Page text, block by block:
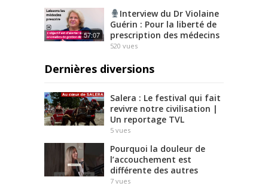
57:07
Interview du Dr Violaine
Guérin : Pour la liberté de
prescription des médecins
520 vues
Dernières diversions
Salera : Le festival qui fait
revivre notre civilisation |
Un reportage TVL
5 vues
Pourquoi la douleur de
l’accouchement est
différente des autres
7 vues